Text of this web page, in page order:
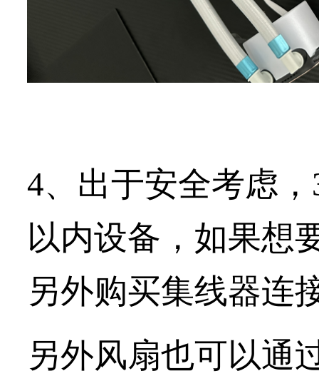
4、出于安全考虑
以内设备，如果想
另外购买集线器连
另外风扇也可以通